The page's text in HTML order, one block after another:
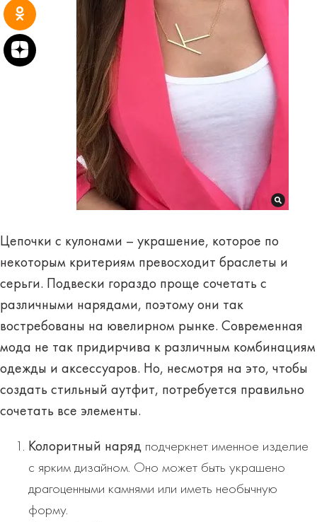
Цепочки с кулонами – украшение, которое по
некоторым критериям превосходит браслеты и
серьги. Подвески гораздо проще сочетать с
различными нарядами, поэтому они так
востребованы на ювелирном рынке. Современная
мода не так придирчива к различным комбинациям
одежды и аксессуаров. Но, несмотря на это, чтобы
создать стильный аутфит, потребуется правильно
сочетать все элементы.
Колоритный наряд подчеркнет именное изделие
с ярким дизайном. Оно может быть украшено
драгоценными камнями или иметь необычную
форму.